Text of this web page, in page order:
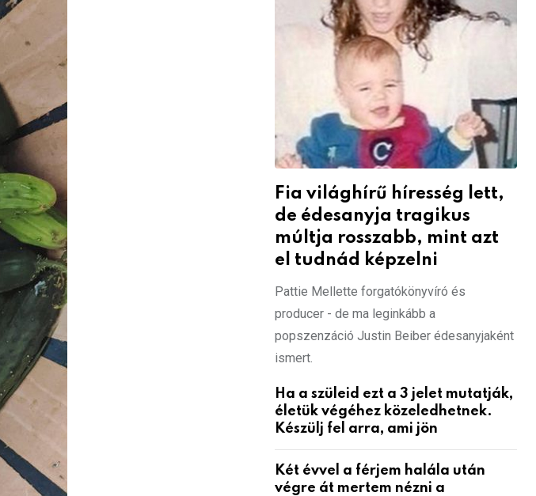
Fia világhírű híresség lett,
de édesanyja tragikus
múltja rosszabb, mint azt
el tudnád képzelni
Pattie Mellette forgatókönyvíró és
producer - de ma leginkább a
popszenzáció Justin Beiber édesanyjaként
ismert.
Ha a szüleid ezt a 3 jelet mutatják,
életük végéhez közeledhetnek.
Készülj fel arra, ami jön
Két évvel a férjem halála után
végre át mertem nézni a